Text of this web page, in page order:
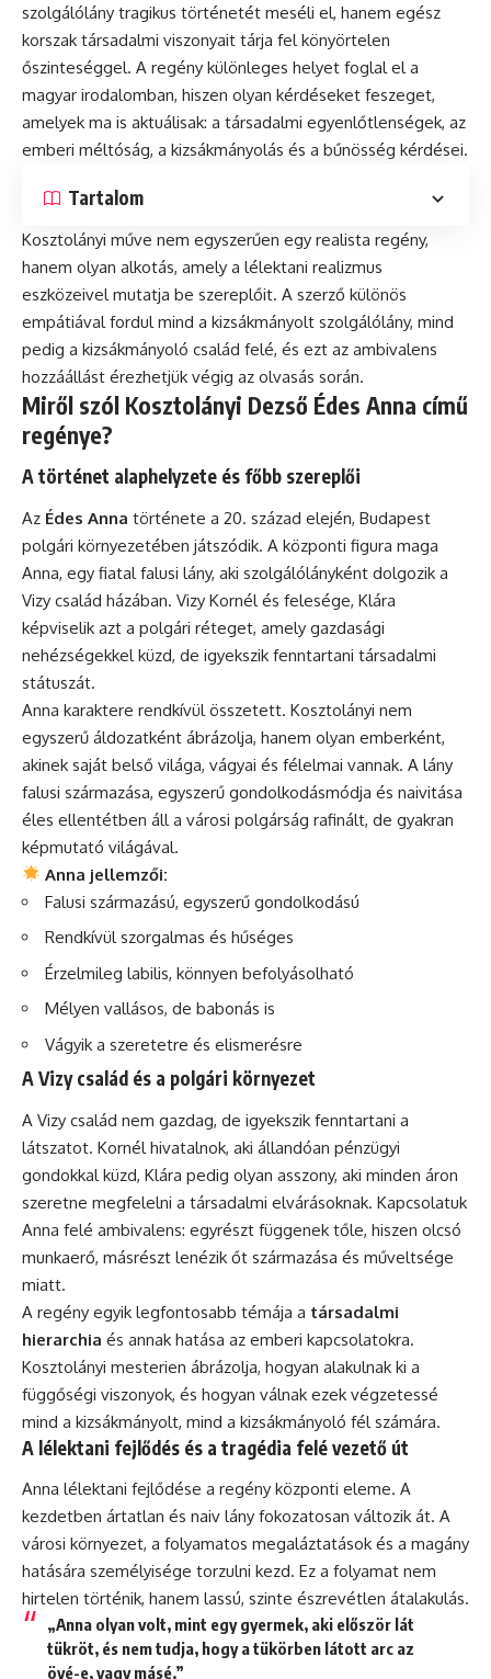
szolgálólány tragikus történetét meséli el, hanem egész
korszak társadalmi viszonyait tárja fel könyörtelen
őszinteséggel. A regény különleges helyet foglal el a
magyar irodalomban, hiszen olyan kérdéseket feszeget,
amelyek ma is aktuálisak: a társadalmi egyenlőtlenségek, az
emberi méltóság, a kizsákmányolás és a bűnösség kérdései.
Tartalom
Kosztolányi műve nem egyszerűen egy realista regény,
hanem olyan alkotás, amely a lélektani realizmus
eszközeivel mutatja be szereplőit. A szerző különös
empátiával fordul mind a kizsákmányolt szolgálólány, mind
pedig a kizsákmányoló család felé, és ezt az ambivalens
hozzáállást érezhetjük végig az olvasás során.
Miről szól Kosztolányi Dezső Édes Anna című
regénye?
A történet alaphelyzete és főbb szereplői
Az Édes Anna története a 20. század elején, Budapest
polgári környezetében játszódik. A központi figura maga
Anna, egy fiatal falusi lány, aki szolgálólányként dolgozik a
Vizy család házában. Vizy Kornél és felesége, Klára
képviselik azt a polgári réteget, amely gazdasági
nehézségekkel küzd, de igyekszik fenntartani társadalmi
státuszát.
Anna karaktere rendkívül összetett. Kosztolányi nem
egyszerű áldozatként ábrázolja, hanem olyan emberként,
akinek saját belső világa, vágyai és félelmai vannak. A lány
falusi származása, egyszerű gondolkodásmódja és naivitása
éles ellentétben áll a városi polgárság rafinált, de gyakran
képmutató világával.
Anna jellemzői:
Falusi származású, egyszerű gondolkodású
Rendkívül szorgalmas és hűséges
Érzelmileg labilis, könnyen befolyásolható
Mélyen vallásos, de babonás is
Vágyik a szeretetre és elismerésre
A Vizy család és a polgári környezet
A Vizy család nem gazdag, de igyekszik fenntartani a
látszatot. Kornél hivatalnok, aki állandóan pénzügyi
gondokkal küzd, Klára pedig olyan asszony, aki minden áron
szeretne megfelelni a társadalmi elvárásoknak. Kapcsolatuk
Anna felé ambivalens: egyrészt függenek tőle, hiszen olcsó
munkaerő, másrészt lenézik őt származása és műveltsége
miatt.
A regény egyik legfontosabb témája a társadalmi
hierarchia és annak hatása az emberi kapcsolatokra.
Kosztolányi mesterien ábrázolja, hogyan alakulnak ki a
függőségi viszonyok, és hogyan válnak ezek végzetessé
mind a kizsákmányolt, mind a kizsákmányoló fél számára.
A lélektani fejlődés és a tragédia felé vezető út
Anna lélektani fejlődése a regény központi eleme. A
kezdetben ártatlan és naiv lány fokozatosan változik át. A
városi környezet, a folyamatos megaláztatások és a magány
hatására személyisége torzulni kezd. Ez a folyamat nem
hirtelen történik, hanem lassú, szinte észrevétlen átalakulás.
„Anna olyan volt, mint egy gyermek, aki először lát
tükröt, és nem tudja, hogy a tükörben látott arc az
övé-e, vagy másé.”